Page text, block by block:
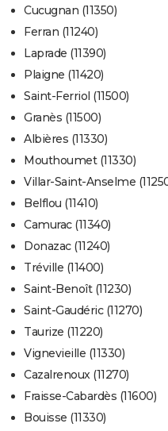
Cucugnan (11350)
Ferran (11240)
Laprade (11390)
Plaigne (11420)
Saint-Ferriol (11500)
Granès (11500)
Albières (11330)
Mouthoumet (11330)
Villar-Saint-Anselme
Belflou (11410)
Camurac (11340)
Donazac (11240)
Tréville (11400)
Saint-Benoît (11230)
Saint-Gaudéric (11270)
Taurize (11220)
Vignevieille (11330)
Cazalrenoux (11270)
Fraisse-Cabardès (11600)
Bouisse (11330)